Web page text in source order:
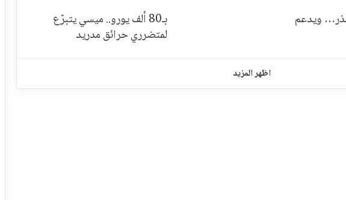
ويدعم
بـ80 ألف يورو.. ميسي يتبرّع
لمتضرري حرائق مدريد
اظهر المزيد